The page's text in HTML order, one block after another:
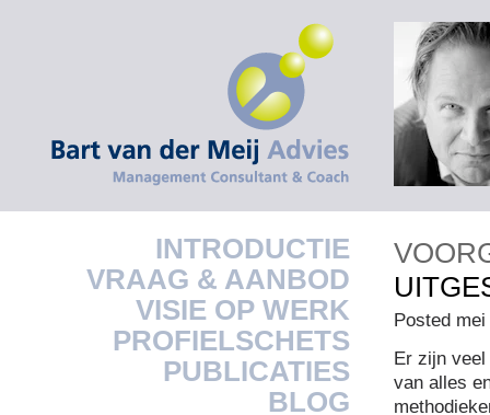
INTRODUCTIE
VRAAG & AANBOD
VISIE OP WERK
PROFIELSCHETS
PUBLICATIES
BLOG
Posted
Er zijn
van alles